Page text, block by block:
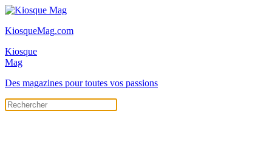
KiosqueMag.com
Kiosque
Mag
Des magazines pour toutes vos passions